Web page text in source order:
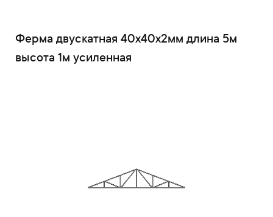
Ферма двускатная 40x40x2мм длина 5м
высота 1м усиленная